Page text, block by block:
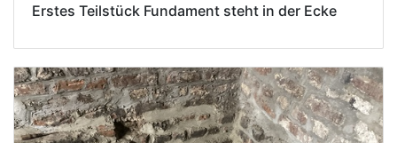
Erstes Teilstück Fundament steht in der Ecke